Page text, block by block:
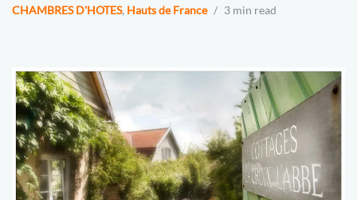
CHAMBRES D'HOTES, Hauts de France 3 min read